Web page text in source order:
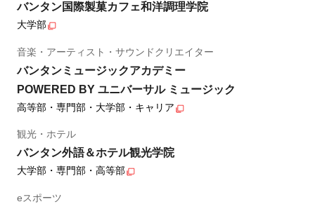
バンタン国際製菓カフェ和洋調理学院
大学部
音楽・アーティスト・サウンドクリエイター
バンタンミュージックアカデミー
POWERED BY ユニバーサル ミュージック
高等部・専門部・大学部・キャリア
観光・ホテル
バンタン外語＆ホテル観光学院
大学部・専門部・高等部
eスポーツ